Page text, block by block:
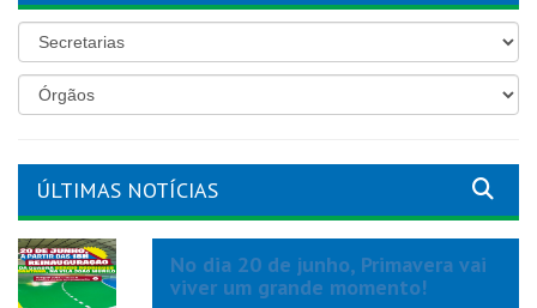
ÚLTIMAS NOTÍCIAS
No dia 20 de junho, Primavera vai
viver um grande momento!